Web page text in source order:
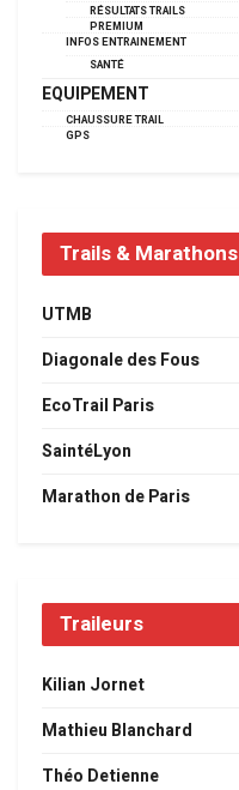
RÉSULTATS TRAILS
PREMIUM
INFOS ENTRAINEMENT
SANTÉ
EQUIPEMENT
CHAUSSURE TRAIL
GPS
Trails & Marathons
UTMB
Diagonale des Fous
EcoTrail Paris
SaintéLyon
Marathon de Paris
Traileurs
Kilian Jornet
Mathieu Blanchard
Théo Detienne